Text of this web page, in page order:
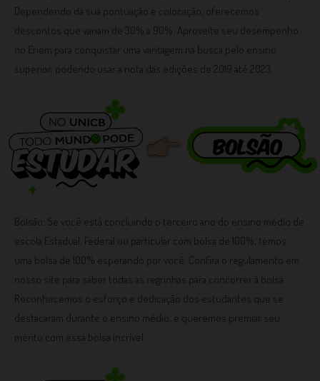
Dependendo da sua pontuação e colocação, oferecemos
descontos que variam de 30% a 90%. Aproveite seu desempenho
no Enem para conquistar uma vantagem na busca pelo ensino
superior, podendo usar a nota das edições de 2019 até 2023.
Bolsão: Se você está concluindo o terceiro ano do ensino médio de
escola Estadual, Federal ou particular com bolsa de 100%, temos
uma bolsa de 100% esperando por você. Confira o regulamento em
nosso site para saber todas as regrinhas para concorrer à bolsa.
Reconhecemos o esforço e dedicação dos estudantes que se
destacaram durante o ensino médio, e queremos premiar seu
mérito com essa bolsa incrível.